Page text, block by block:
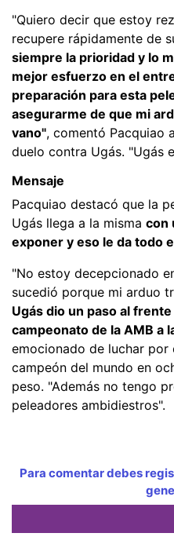
"Quiero decir que estoy
recupere rápidamente de
siempre la prioridad y lo
mejor esfuerzo en el
preparación para esta
asegurarme de que mi
vano", comentó Pacquiao
duelo contra Ugás. "Ugás
Mensaje
Pacquiao destacó que la
Ugás llega a la misma con
exponer y eso le da todo
"No estoy decepcionado
sucedió porque mi arduo
Ugás dio un paso al
campeonato de la AMB a
emocionado de luchar por
campeón del mundo en
peso. "Además no tengo
peleadores ambidiestros".
Para comentar debes